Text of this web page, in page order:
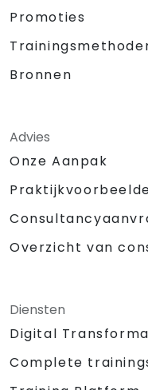
Promoties
Bronnen
Advies
Onze Aanpak
Overzicht van
Diensten
Digital
Complete